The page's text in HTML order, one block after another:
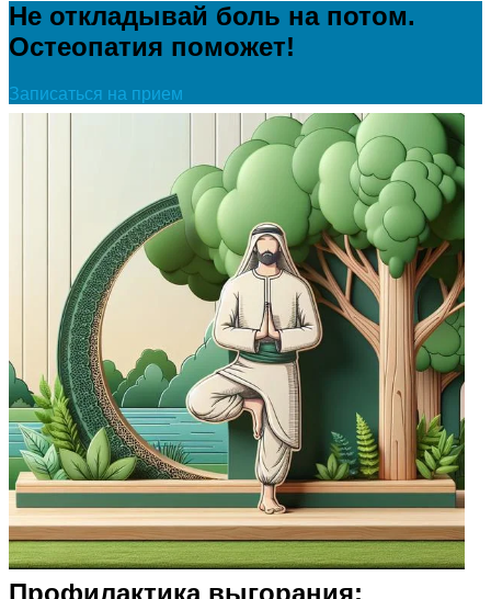
Не откладывай боль на потом.
Остеопатия поможет!
Записаться на прием